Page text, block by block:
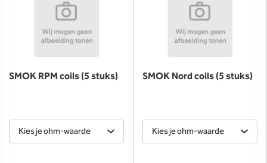
SMOK RPM coils (5 stuks)
Kies je ohm-waarde
SMOK Nord coils (5 stuks)
Kies je ohm-waarde